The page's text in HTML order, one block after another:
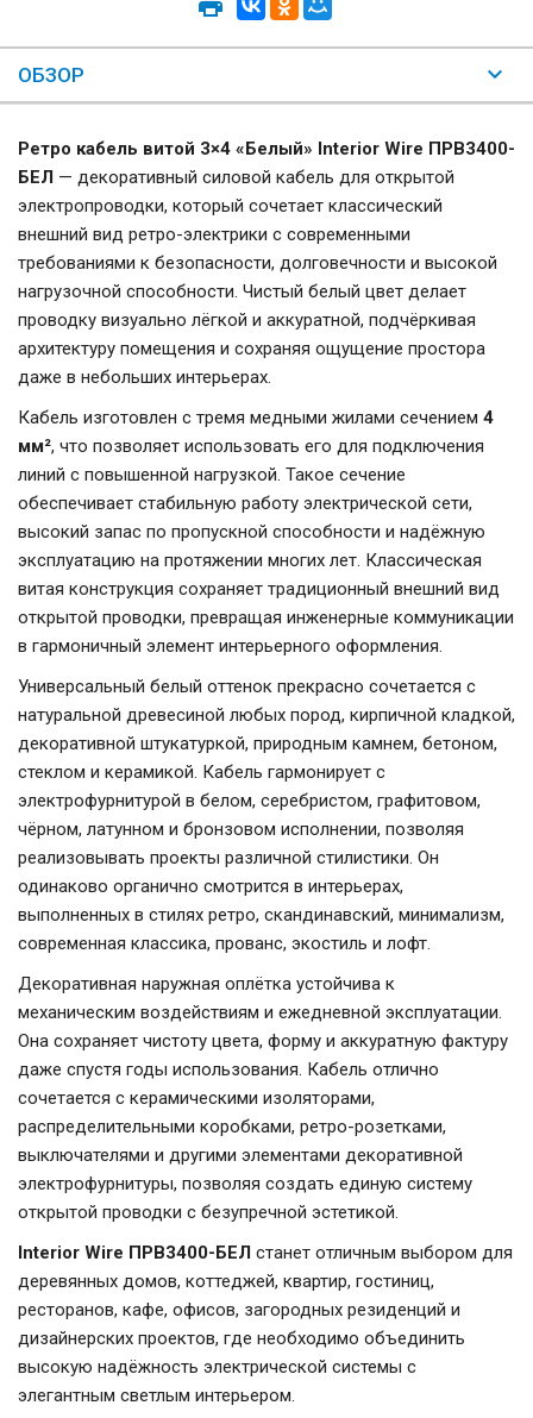
ОБЗОР
Ретро кабель витой 3×4 «Белый» Interior Wire ПРВ3400-
БЕЛ — декоративный силовой кабель для открытой
электропроводки, который сочетает классический
внешний вид ретро-электрики с современными
требованиями к безопасности, долговечности и высокой
нагрузочной способности. Чистый белый цвет делает
проводку визуально лёгкой и аккуратной, подчёркивая
архитектуру помещения и сохраняя ощущение простора
даже в небольших интерьерах.
Кабель изготовлен с тремя медными жилами сечением 4
мм², что позволяет использовать его для подключения
линий с повышенной нагрузкой. Такое сечение
обеспечивает стабильную работу электрической сети,
высокий запас по пропускной способности и надёжную
эксплуатацию на протяжении многих лет. Классическая
витая конструкция сохраняет традиционный внешний вид
открытой проводки, превращая инженерные коммуникации
в гармоничный элемент интерьерного оформления.
Универсальный белый оттенок прекрасно сочетается с
натуральной древесиной любых пород, кирпичной кладкой,
декоративной штукатуркой, природным камнем, бетоном,
стеклом и керамикой. Кабель гармонирует с
электрофурнитурой в белом, серебристом, графитовом,
чёрном, латунном и бронзовом исполнении, позволяя
реализовывать проекты различной стилистики. Он
одинаково органично смотрится в интерьерах,
выполненных в стилях ретро, скандинавский, минимализм,
современная классика, прованс, экостиль и лофт.
Декоративная наружная оплётка устойчива к
механическим воздействиям и ежедневной эксплуатации.
Она сохраняет чистоту цвета, форму и аккуратную фактуру
даже спустя годы использования. Кабель отлично
сочетается с керамическими изоляторами,
распределительными коробками, ретро-розетками,
выключателями и другими элементами декоративной
электрофурнитуры, позволяя создать единую систему
открытой проводки с безупречной эстетикой.
Interior Wire ПРВ3400-БЕЛ станет отличным выбором для
деревянных домов, коттеджей, квартир, гостиниц,
ресторанов, кафе, офисов, загородных резиденций и
дизайнерских проектов, где необходимо объединить
высокую надёжность электрической системы с
элегантным светлым интерьером.